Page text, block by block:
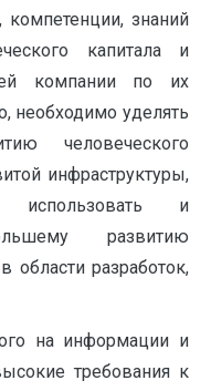
знаний
капитала и
компании по их
необходимо уделять
человеческого
инфраструктуры,
и
развитию
области разработок,
на информации и
требования к